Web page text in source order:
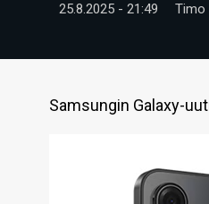
25.8.2025 - 21:49 Timo
Samsungin Galaxy-